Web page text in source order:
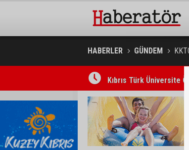
HABERLER GÜNDEM
Kıbrıs Türk Üniversite